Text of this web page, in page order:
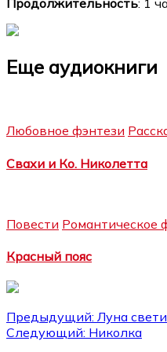
Продолжительность: 1
Еще аудиокниги
Любовное фэнтези
Свахи и Ко. Николетта
Повести Романтическое
Красный пояс
Навигация
по
Предыдущий: Луна
Следующий: Николка